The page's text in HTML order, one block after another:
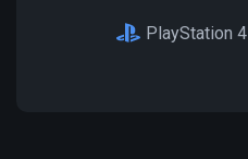
PlayStation 4